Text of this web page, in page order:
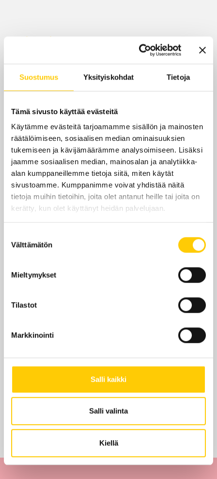
Suostumus Yksityiskohdat Tietoja
Tämä sivusto käyttää evästeitä
Käytämme evästeitä tarjoamamme sisällön ja mainosten
räätälöimiseen, sosiaalisen median ominaisuuksien
tukemiseen ja kävijämäärämme analysoimiseen. Lisäksi
jaamme sosiaalisen median, mainosalan ja analytiikka-
alan kumppaneillemme tietoja siitä, miten käytät
sivustoamme. Kumppanimme voivat yhdistää näitä
tietoja muihin tietoihin, joita olet antanut heille tai joita on
kerätty, kun olet käyttänyt heidän palvelujaan.
valinta
Välttämätön
Mieltymykset
Tilastot
Markkinointi
Salli kaikki
Salli valinta
Kiellä
Aukioloajat
Tänään
Suljettu
9.30–19
pe
la-su
Suljettu
Yhteystiedot
Op.fi/pohjolan
+358 100 0500
KRS 2
Edut ja tarjoukset
Tarjouksia ei löytynyt